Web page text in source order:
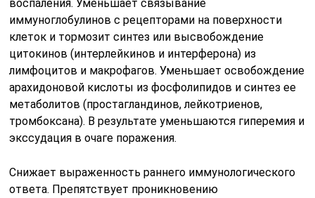
воспаления. Уменьшает связывание
иммуноглобулинов с рецепторами на поверхности
клеток и тормозит синтез или высвобождение
цитокинов (интерлейкинов и интерферона) из
лимфоцитов и макрофагов. Уменьшает освобождение
арахидоновой кислоты из фосфолипидов и синтез ее
метаболитов (простагландинов, лейкотриенов,
тромбоксана). В результате уменьшаются гиперемия и
экссудация в очаге поражения.
Снижает выраженность раннего иммунологического
ответа. Препятствует проникновению